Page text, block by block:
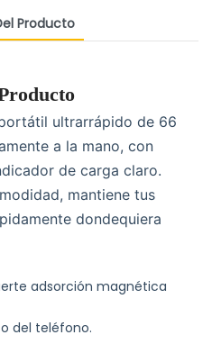
Producto
ultrarrápido de 66
a la mano, con
de carga claro.
mantiene tus
dondequiera
adsorción magnética
del teléfono.